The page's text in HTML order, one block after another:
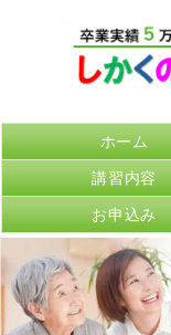
ホーム
講習内容
お申込み